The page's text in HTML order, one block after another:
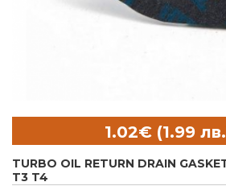
TURBO OIL RETURN DRAIN
T3 T4